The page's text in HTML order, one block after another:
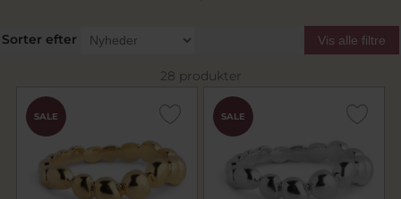
fremstillet i 925 sterlingsølv og fås både i
klassisk sølv og som ENAMEL ring guld med 18
karat forgyldning. Kollektionen spænder fra
statement styles.
Sorter efter Vis alle filtre
28 produkter
SALE SALE